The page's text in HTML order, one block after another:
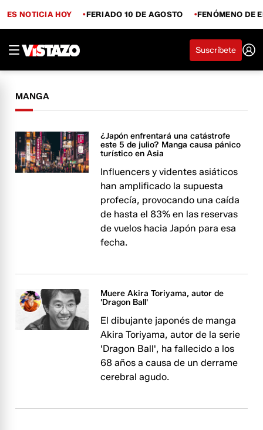
ES NOTICIA HOY FERIADO 10 DE AGOSTO FENÓMENO DE
Suscríbete
MANGA
¿Japón enfrentará una catástrofe
este 5 de julio? Manga causa pánico
turístico en Asia
Influencers y videntes asiáticos
han amplificado la supuesta
profecía, provocando una caída
de hasta el 83% en las reservas
de vuelos hacia Japón para esa
fecha.
Muere Akira Toriyama, autor de
'Dragon Ball'
El dibujante japonés de manga
Akira Toriyama, autor de la serie
'Dragon Ball', ha fallecido a los
68 años a causa de un derrame
cerebral agudo.